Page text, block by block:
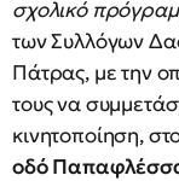
σχολικό
των Συλλόγων
Πάτρας, με την
τους να
κινητοποίηση,
οδό